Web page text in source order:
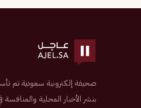
بنشر الأخبار المحلية والمنافسة